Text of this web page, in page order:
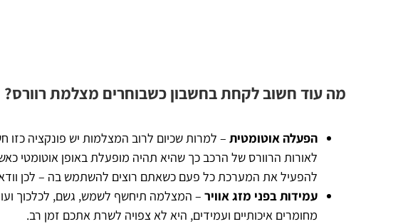
מה עוד חשוב לקחת בחשבון כשבוחרים מצלמת רוורס?
הפעלה אוטומטית – למרות שכיום לרוב המצלמות יש פונקציה
לאורות הרוורס של הרכב כך שהיא תהיה מופעלת באופן אוטומטי
להפעיל את המערכת כל פעם כשאתם רוצים להשתמש בה – לכן
עמידות בפני מזג אוויר – המצלמה תיחשף לשמש, גשם, לכלכוך
מחומרים איכותיים ועמידים, היא לא צפויה לשרת אתכם זמן רב.